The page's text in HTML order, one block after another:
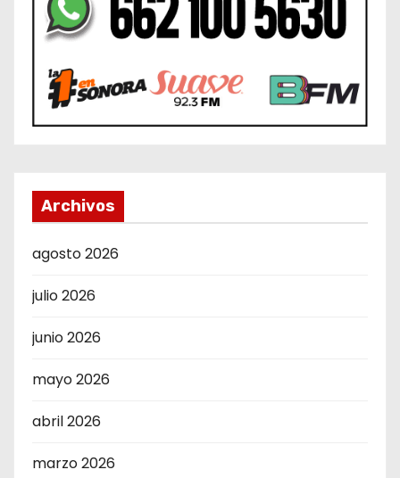
Archivos
agosto 2026
julio 2026
junio 2026
mayo 2026
abril 2026
marzo 2026